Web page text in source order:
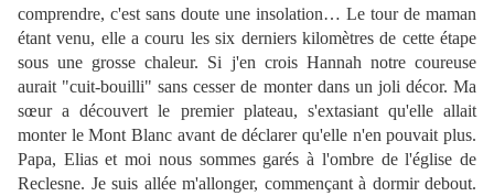
comprendre, c'est sans doute une insolation… Le tour de maman
étant venu, elle a couru les six derniers kilomètres de cette étape
sous une grosse chaleur. Si j'en crois Hannah notre coureuse
aurait "cuit-bouilli" sans cesser de monter dans un joli décor. Ma
sœur a découvert le premier plateau, s'extasiant qu'elle allait
monter le Mont Blanc avant de déclarer qu'elle n'en pouvait plus.
Papa, Elias et moi nous sommes garés à l'ombre de l'église de
Reclesne. Je suis allée m'allonger, commençant à dormir debout.